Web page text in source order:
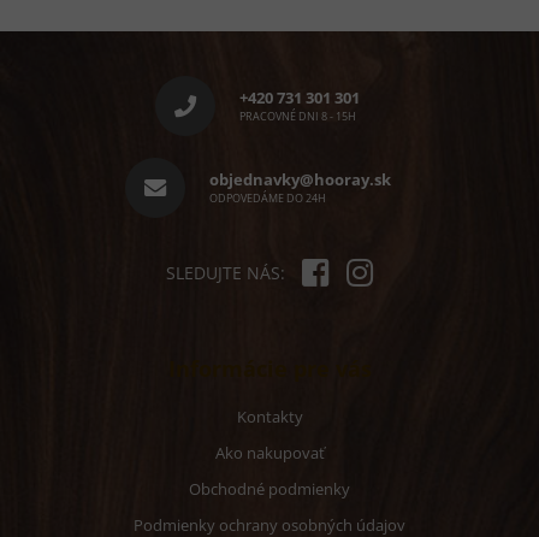
Z
+420 731 301 301
PRACOVNÉ DNI 8 - 15H
objednavky@hooray.sk
ODPOVEDÁME DO 24H
SLEDUJTE NÁS:
Kontakty
Ako nakupovať
Obchodné podmienky
Podmienky ochrany osobných údajov